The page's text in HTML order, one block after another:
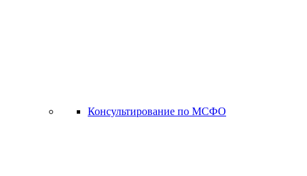
Консультирование по МСФО